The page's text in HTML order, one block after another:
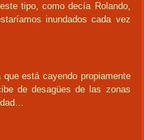
tipo, como decía Rolando,
inundados cada vez
está cayendo propiamente
de desagües de las zonas